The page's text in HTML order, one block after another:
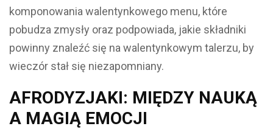
komponowania walentynkowego menu, które
pobudza zmysły oraz podpowiada, jakie składniki
powinny znaleźć się na walentynkowym talerzu, by
wieczór stał się niezapomniany.
AFRODYZJAKI: MIĘDZY NAUKĄ
A MAGIĄ EMOCJI